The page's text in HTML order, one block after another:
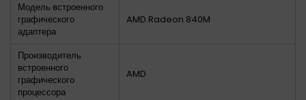
Модель встроенного
графического
адаптера
AMD Radeon 840M
Производитель
встроенного
графического
процессора
AMD